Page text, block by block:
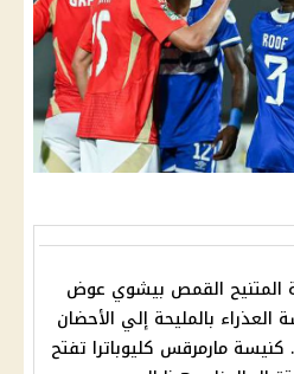
المتنيح القمص بيشوي عوض
بالمليحة إلي الأحضان
كنيسة مارمرقس كليوباترا تفتح